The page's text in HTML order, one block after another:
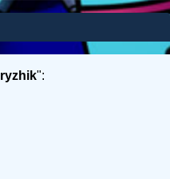
ryzhik":